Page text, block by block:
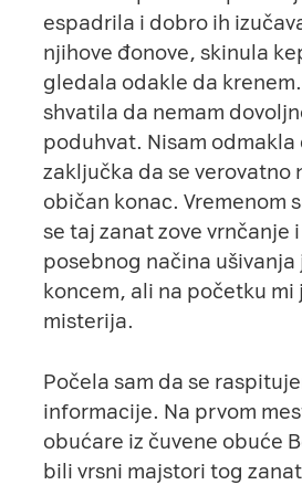
espadrila i dobro ih
njihove đonove, skinula
gledala odakle da
shvatila da nemam
poduhvat. Nisam odmakla
zaključka da se verovatno
običan konac. Vremenom
se taj zanat zove vrnčanje
posebnog načina ušivanja
koncem, ali na početku mi
misterija.
Počela sam da se
informacije. Na prvom
obućare iz čuvene obuće
bili vrsni majstori tog